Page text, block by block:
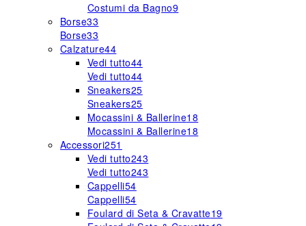
Costumi da Bagno9
Borse33
Borse33
Calzature44
Vedi tutto44
Vedi tutto44
Sneakers25
Sneakers25
Mocassini & Ballerine18
Mocassini & Ballerine18
Accessori251
Vedi tutto243
Vedi tutto243
Cappelli54
Cappelli54
Foulard di Seta & Cravatte19